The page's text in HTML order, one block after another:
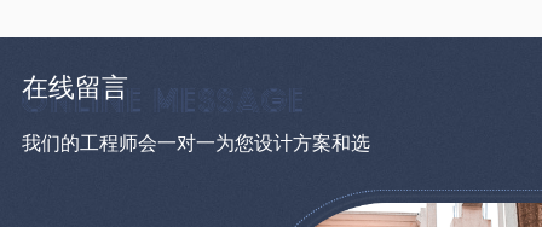
在线留言
我们的工程师会一对一为您设计方案和选